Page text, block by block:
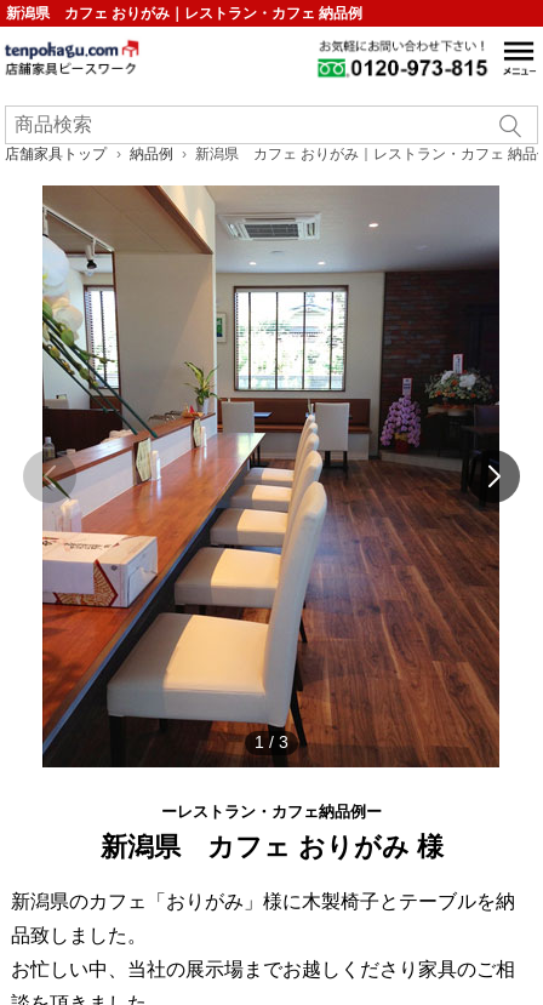
新潟県 カフェ おりがみ｜レストラン・カフェ 納品例
店舗家具トップ 納品例 新潟県 カフェ おりがみ｜レストラン・カフェ 納品
1 / 3
ーレストラン・カフェ納品例ー
新潟県 カフェ おりがみ 様
新潟県のカフェ「おりがみ」様に木製椅子とテーブルを納
品致しました。
お忙しい中、当社の展示場までお越しくださり家具のご相